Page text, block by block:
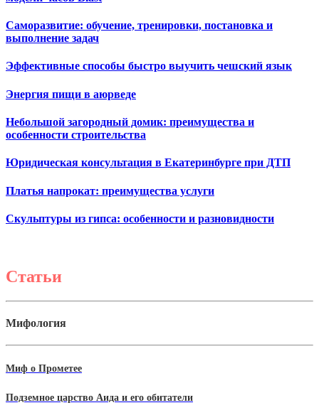
Саморазвитие: обучение, тренировки, постановка и
выполнение задач
Эффективные способы быстро выучить чешский язык
Энергия пищи в аюрведе
Небольшой загородный домик: преимущества и
особенности строительства
Юридическая консультация в Екатеринбурге при ДТП
Платья напрокат: преимущества услуги
Скульптуры из гипса: особенности и разновидности
Статьи
Мифология
Миф о Прометее
Подземное царство Аида и его обитатели